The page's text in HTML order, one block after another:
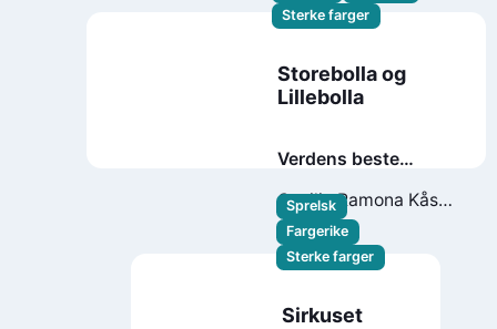
Sterke farger
Storebolla og
Lillebolla
Verdens beste
Cecilie Ramona Kåss
Furuseth
Clapham
Sprelsk
Fargerike
Sterke farger
Sirkuset